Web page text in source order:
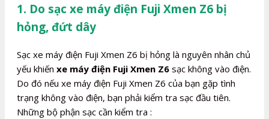
1. Do sạc xe máy điện Fuji Xmen Z6 bị
hỏng, đứt dây
Sạc xe máy điện Fuji Xmen Z6 bị hỏng là nguyên nhân chủ
yếu khiến xe máy điện Fuji Xmen Z6 sạc không vào điện.
Do đó nếu xe máy điện Fuji Xmen Z6 của bạn gặp tình
trạng không vào điện, bạn phải kiểm tra sạc đầu tiên.
Những bộ phận sạc cần kiểm tra :